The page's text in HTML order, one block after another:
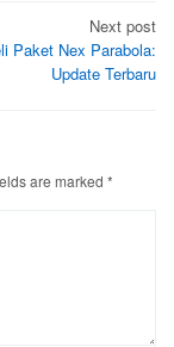
Next post
Paket Nex Parabola:
Update Terbaru
are marked *